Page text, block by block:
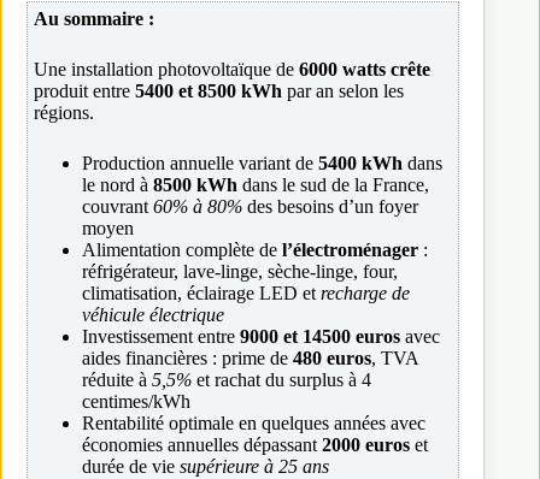
Au sommaire :
Une installation photovoltaïque de 6000 watts crête
produit entre 5400 et 8500 kWh par an selon les
régions.
Production annuelle variant de 5400 kWh dans
le nord à 8500 kWh dans le sud de la France,
couvrant 60% à 80% des besoins d’un foyer
moyen
Alimentation complète de l’électroménager :
réfrigérateur, lave-linge, sèche-linge, four,
climatisation, éclairage LED et recharge de
véhicule électrique
Investissement entre 9000 et 14500 euros avec
aides financières : prime de 480 euros, TVA
réduite à 5,5% et rachat du surplus à 4
centimes/kWh
Rentabilité optimale en quelques années avec
économies annuelles dépassant 2000 euros et
durée de vie supérieure à 25 ans